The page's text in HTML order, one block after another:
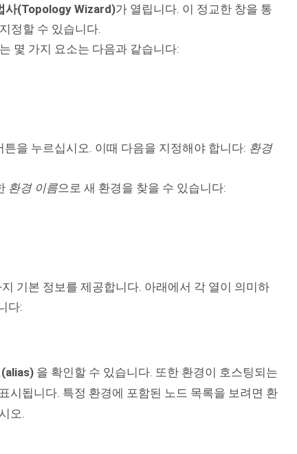
사(Topology Wizard)가 열립니다. 이 정교한 창을 통
정할 수 있습니다.
몇 가지 요소는 다음과 같습니다:
튼을 누르십시오. 이때 다음을 지정해야 합니다: 환경
환경 이름으로 새 환경을 찾을 수 있습니다:
기본 정보를 제공합니다. 아래에서 각 열이 의미하
다:
을 확인할 수 있습니다. 또한 환경이 호스팅되는
시됩니다. 특정 환경에 포함된 노드 목록을 보려면 환
오.